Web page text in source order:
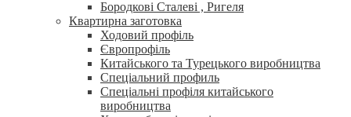
Бородкові Сталеві , Ригеля
Квартирна заготовка
Ходовий профіль
Європрофіль
Китайського та Турецького виробництва
Спеціальний профиль
Спеціальні профіля китайського
виробництва